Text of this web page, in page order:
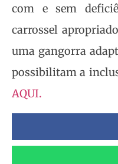
com e sem
carrossel
uma gangorra
possibilitam a
AQUI.